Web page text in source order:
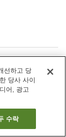
선하고 당
당사 사이
어, 광고
수락